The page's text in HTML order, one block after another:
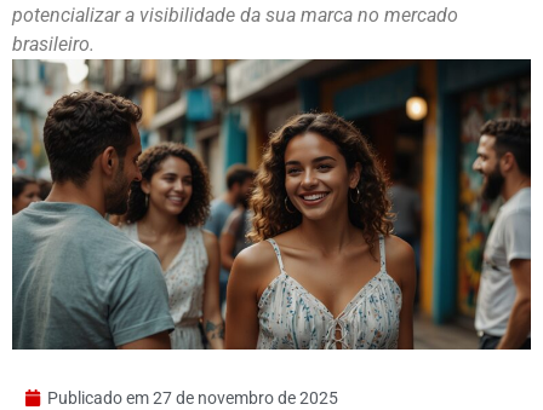
potencializar a visibilidade da sua marca no mercado
brasileiro.
Publicado em27 de novembro de 2025